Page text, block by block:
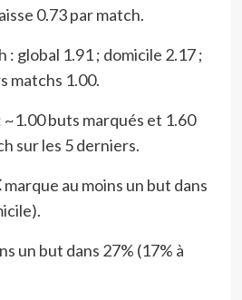
0.73 par match.
: global 1.91 ; domicile 2.17 ;
matchs 1.00.
buts marqués et 1.60
sur les 5 derniers.
marque au moins un but dans
un but dans 27% (17% à